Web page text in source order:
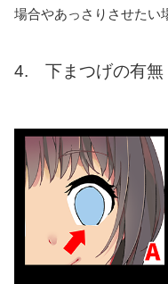
場合やあっさりさせたい
4. 下まつげの有無